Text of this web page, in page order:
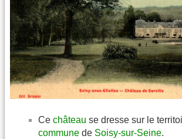
Ce château se dresse sur le
commune de Soisy-sur-Seine.